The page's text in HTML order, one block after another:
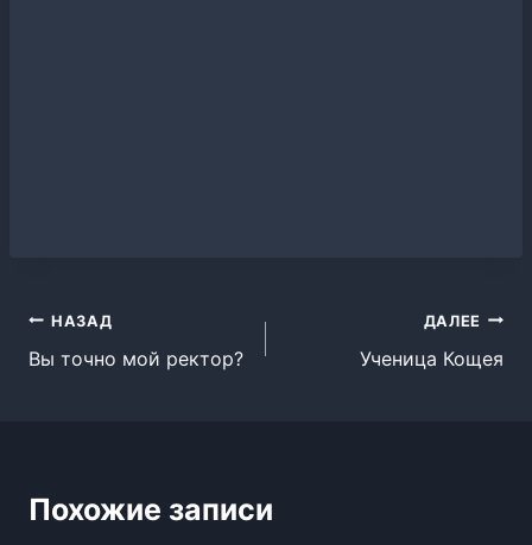
Навигация
по
НАЗАД
Вы точно мой ректор?
ДАЛЕЕ
Ученица Кощея
Похожие записи